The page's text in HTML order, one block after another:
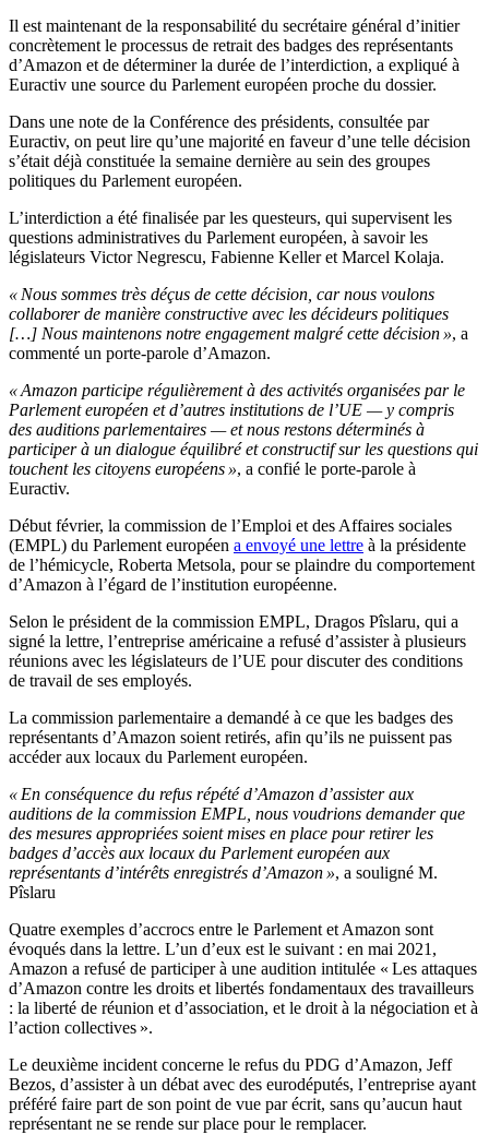
Il est maintenant de la responsabilité du secrétaire général d’initier
concrètement le processus de retrait des badges des représentants
d’Amazon et de déterminer la durée de l’interdiction, a expliqué à
Euractiv une source du Parlement européen proche du dossier.
Dans une note de la Conférence des présidents, consultée par
Euractiv, on peut lire qu’une majorité en faveur d’une telle décision
s’était déjà constituée la semaine dernière au sein des groupes
politiques du Parlement européen.
L’interdiction a été finalisée par les questeurs, qui supervisent les
questions administratives du Parlement européen, à savoir les
législateurs Victor Negrescu, Fabienne Keller et Marcel Kolaja.
« Nous sommes très déçus de cette décision, car nous voulons
collaborer de manière constructive avec les décideurs politiques
[…] Nous maintenons notre engagement malgré cette décision », a
commenté un porte-parole d’Amazon.
« Amazon participe régulièrement à des activités organisées par le
Parlement européen et d’autres institutions de l’UE — y compris
des auditions parlementaires — et nous restons déterminés à
participer à un dialogue équilibré et constructif sur les questions qui
touchent les citoyens européens », a confié le porte-parole à
Euractiv.
Début février, la commission de l’Emploi et des Affaires sociales
(EMPL) du Parlement européen a envoyé une lettre à la présidente
de l’hémicycle, Roberta Metsola, pour se plaindre du comportement
d’Amazon à l’égard de l’institution européenne.
Selon le président de la commission EMPL, Dragos Pîslaru, qui a
signé la lettre, l’entreprise américaine a refusé d’assister à plusieurs
réunions avec les législateurs de l’UE pour discuter des conditions
de travail de ses employés.
La commission parlementaire a demandé à ce que les badges des
représentants d’Amazon soient retirés, afin qu’ils ne puissent pas
accéder aux locaux du Parlement européen.
« En conséquence du refus répété d’Amazon d’assister aux
auditions de la commission EMPL, nous voudrions demander que
des mesures appropriées soient mises en place pour retirer les
badges d’accès aux locaux du Parlement européen aux
représentants d’intérêts enregistrés d’Amazon », a souligné M.
Pîslaru
Quatre exemples d’accrocs entre le Parlement et Amazon sont
évoqués dans la lettre. L’un d’eux est le suivant : en mai 2021,
Amazon a refusé de participer à une audition intitulée « Les attaques
d’Amazon contre les droits et libertés fondamentaux des travailleurs
: la liberté de réunion et d’association, et le droit à la négociation et à
l’action collectives ».
Le deuxième incident concerne le refus du PDG d’Amazon, Jeff
Bezos, d’assister à un débat avec des eurodéputés, l’entreprise ayant
préféré faire part de son point de vue par écrit, sans qu’aucun haut
représentant ne se rende sur place pour le remplacer.